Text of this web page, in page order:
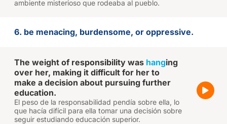
ambiente misterioso que rodeaba al pueblo.
6. be menacing, burdensome, or oppressive.
The weight of responsibility was hanging
over her, making it difficult for her to
make a decision about pursuing further
education.
El peso de la responsabilidad pendía sobre ella, lo
que hacía difícil para ella tomar una decisión sobre
seguir estudiando educación superior.